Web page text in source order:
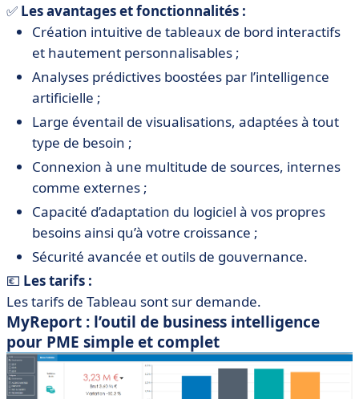
✅ Les avantages et fonctionnalités :
Création intuitive de tableaux de bord interactifs
et hautement personnalisables ;
Analyses prédictives boostées par l’intelligence
artificielle ;
Large éventail de visualisations, adaptées à tout
type de besoin ;
Connexion à une multitude de sources, internes
comme externes ;
Capacité d’adaptation du logiciel à vos propres
besoins ainsi qu’à votre croissance ;
Sécurité avancée et outils de gouvernance.
💶 Les tarifs :
Les tarifs de Tableau sont sur demande.
MyReport : l’outil de business intelligence
pour PME simple et complet